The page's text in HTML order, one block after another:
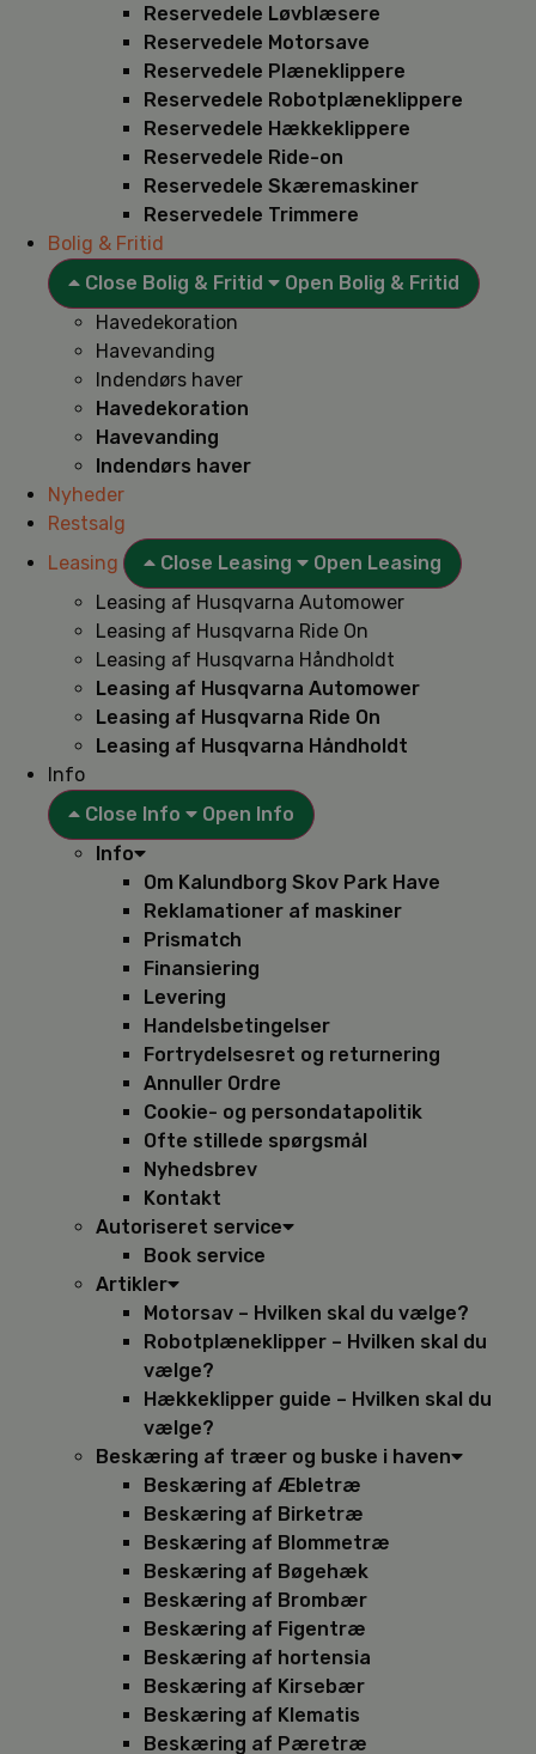
Reservedele Løvblæsere
Reservedele Motorsave
Reservedele Plæneklippere
Reservedele Robotplæneklippere
Reservedele Hækkeklippere
Reservedele Ride-on
Reservedele Skæremaskiner
Reservedele Trimmere
Bolig & Fritid
Close Bolig & Fritid
Open Bolig & Fritid
Havedekoration
Havevanding
Indendørs haver
Havedekoration
Havevanding
Indendørs haver
Nyheder
Restsalg
Leasing
Close Leasing
Open Leasing
Leasing af Husqvarna Automower
Leasing af Husqvarna Ride On
Leasing af Husqvarna Håndholdt
Leasing af Husqvarna Automower
Leasing af Husqvarna Ride On
Leasing af Husqvarna Håndholdt
Info
Close Info
Open Info
Info
Om Kalundborg Skov Park Have
Reklamationer af maskiner
Prismatch
Finansiering
Levering
Handelsbetingelser
Fortrydelsesret og returnering
Annuller Ordre
Cookie- og persondatapolitik
Ofte stillede spørgsmål
Nyhedsbrev
Kontakt
Autoriseret service
Book service
Artikler
Motorsav – Hvilken skal du vælge?
Robotplæneklipper – Hvilken skal du
vælge?
Hækkeklipper guide – Hvilken skal du
vælge?
Beskæring af træer og buske i haven
Beskæring af Æbletræ
Beskæring af Birketræ
Beskæring af Blommetræ
Beskæring af Bøgehæk
Beskæring af Brombær
Beskæring af Figentræ
Beskæring af hortensia
Beskæring af Kirsebær
Beskæring af Klematis
Beskæring af Pæretræ